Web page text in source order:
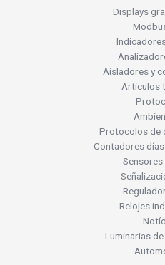
Displays
Aisladores y
Artículos
Protocolos de
Contadores
Sensores
Relojes
Luminarias